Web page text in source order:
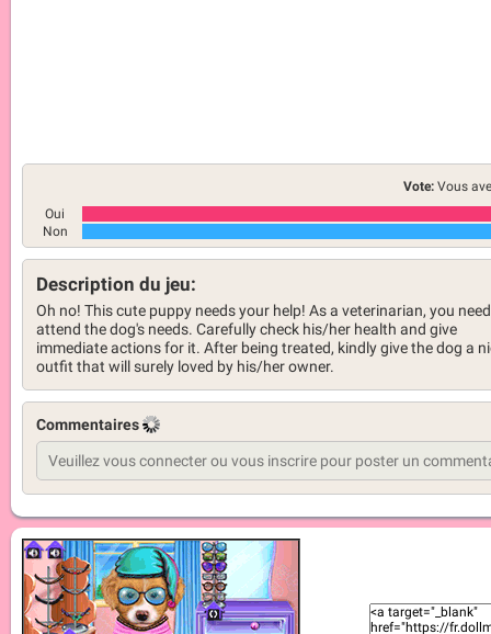
Vote: Vous
Oui
Non
Description du jeu:
Oh no! This cute puppy needs your help! As a veterinarian, you
attend the dog's needs. Carefully check his/her health and give
immediate actions for it. After being treated, kindly give the dog a
outfit that will surely loved by his/her owner.
Commentaires